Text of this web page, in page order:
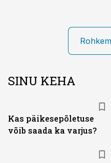
SINU KEHA
Kas päikesepõletuse
võib saada ka varjus?